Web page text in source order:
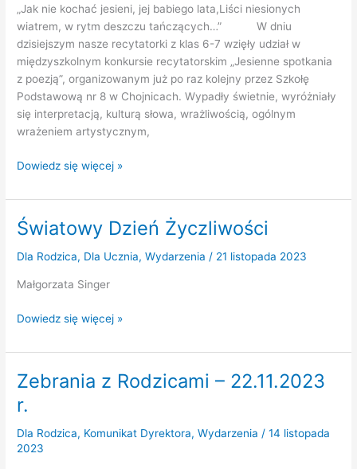
„Jak nie kochać jesieni, jej babiego lata,Liści niesionych
wiatrem, w rytm deszczu tańczących…” W dniu
dzisiejszym nasze recytatorki z klas 6-7 wzięły udział w
międzyszkolnym konkursie recytatorskim „Jesienne spotkania
z poezją”, organizowanym już po raz kolejny przez Szkołę
Podstawową nr 8 w Chojnicach. Wypadły świetnie, wyróżniały
się interpretacją, kulturą słowa, wrażliwością, ogólnym
wrażeniem artystycznym,
Międzyszkolny
Recytatorski
Dowiedz się więcej »
Światowy Dzień Życzliwości
Dla Rodzica, Dla Ucznia,Wydarzenia / 21 listopada 2023
Małgorzata Singer
Światowy
Życzliwości
Dowiedz się więcej »
Zebrania z Rodzicami – 22.11.2023
r.
Dla Rodzica, Komunikat Dyrektora,Wydarzenia /14 listopada
2023